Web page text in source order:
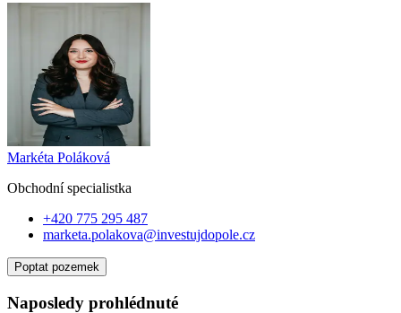
Markéta Poláková
Obchodní specialistka
+420 775 295 487
marketa.polakova@investujdopole.cz
Poptat pozemek
Naposledy prohlédnuté